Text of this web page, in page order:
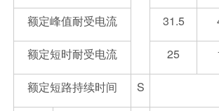
额定峰值耐受电流 31.5
额定短时耐受电流 25
额定短路持续时间 S